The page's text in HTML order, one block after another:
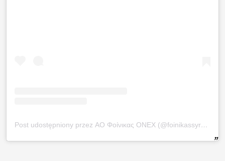
Post udostępniony przez ΑΟ Φοίνικας ΟΝΕΧ (@foinikassyrosonex_vc)